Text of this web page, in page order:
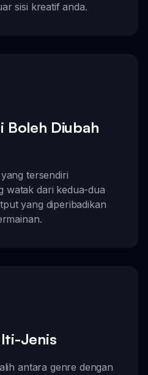
sisi kreatif anda.
Boleh Diubah
tersendiri
watak dari kedua-dua
yang diperibadikan
Jenis
antara genre dengan